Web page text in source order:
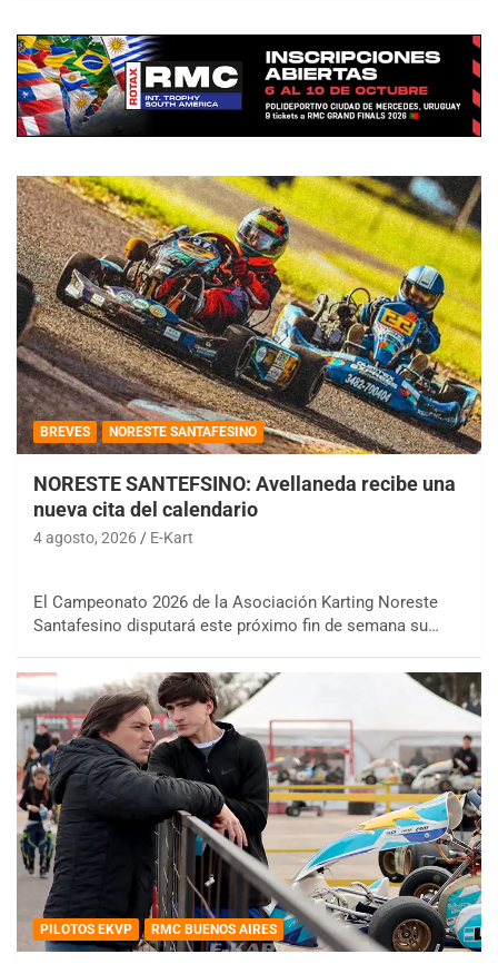
BREVES NORESTE SANTAFESINO
NORESTE SANTEFSINO: Avellaneda recibe una
nueva cita del calendario
4 agosto, 2026 E-Kart
El Campeonato 2026 de la Asociación Karting Noreste
Santafesino disputará este próximo fin de semana su…
PILOTOS EKVP RMC BUENOS AIRES